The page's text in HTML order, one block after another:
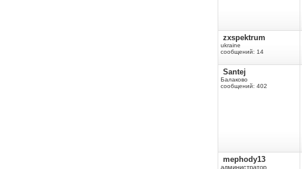
zxspektrum
ukraine
сообщений: 14
Santej
Балаково
сообщений: 402
mephody13
администратор